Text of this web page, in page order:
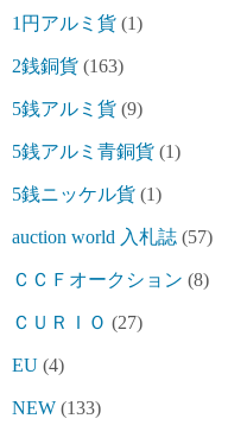
1円アルミ貨 (1)
2銭銅貨 (163)
5銭アルミ貨 (9)
5銭アルミ青銅貨 (1)
5銭ニッケル貨 (1)
auction world 入札誌 (57)
ＣＣＦオークション (8)
ＣＵＲＩＯ (27)
EU (4)
NEW (133)